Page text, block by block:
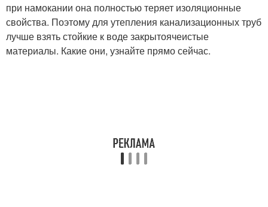
при намокании она полностью теряет изоляционные
свойства. Поэтому для утепления канализационных труб
лучше взять стойкие к воде закрытоячеистые
материалы. Какие они, узнайте прямо сейчас.